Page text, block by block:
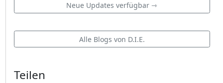
Neue Updates verfügbar ⇾
Alle Blogs von D.I.E.
Teilen